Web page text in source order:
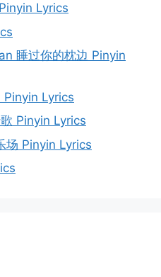
Lyrics
睡过你的枕边 Pinyin
Pinyin Lyrics
Pinyin Lyrics
场 Pinyin Lyrics